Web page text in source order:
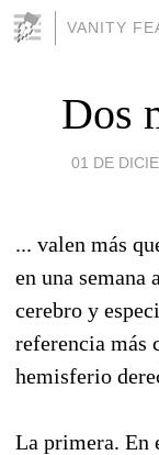
VANITY
Dos
01 DE
... valen más
en una semana
cerebro y
referencia más
hemisferio
La primera. En